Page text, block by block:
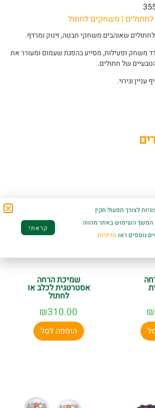
לחתולים | משחקים לחתול
שאוהבים משחקי חבטה, זינוק ומרדף.
משחק ופעילות, מסייע בהפגת שעמום ומעורר את
של חתולים.
וגירוי.
₪
שמיכת הרחה
אסטרטגית לכלב או
לחתול
₪310.00
הוספה לסל
לצורך תפעול תקין
המשך השימוש באתר מהווה
נוספים ראו מדיניות
קראתי